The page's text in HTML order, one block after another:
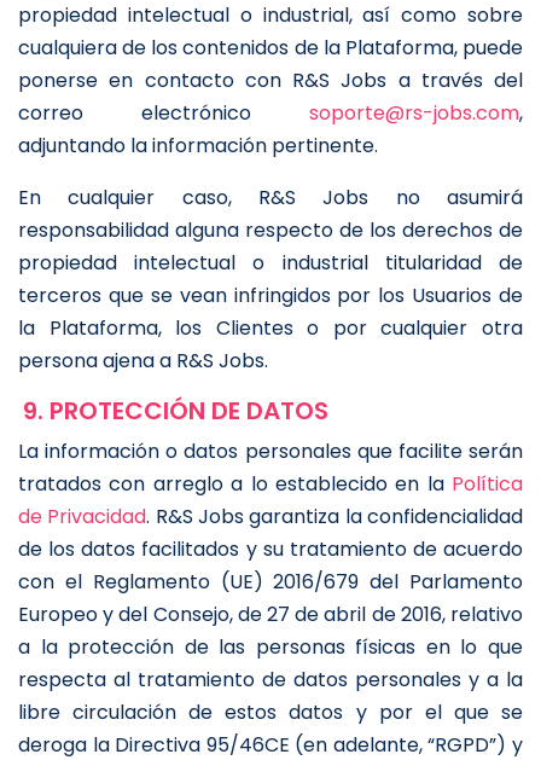
propiedad intelectual o industrial, así como sobre
cualquiera de los contenidos de la Plataforma, puede
ponerse en contacto con R&S Jobs a través del
correo electrónico soporte@rs-jobs.com,
adjuntando la información pertinente.
En cualquier caso, R&S Jobs no asumirá
responsabilidad alguna respecto de los derechos de
propiedad intelectual o industrial titularidad de
terceros que se vean infringidos por los Usuarios de
la Plataforma, los Clientes o por cualquier otra
persona ajena a R&S Jobs.
9. PROTECCIÓN DE DATOS
La información o datos personales que facilite serán
tratados con arreglo a lo establecido en la Política
de Privacidad. R&S Jobs garantiza la confidencialidad
de los datos facilitados y su tratamiento de acuerdo
con el Reglamento (UE) 2016/679 del Parlamento
Europeo y del Consejo, de 27 de abril de 2016, relativo
a la protección de las personas físicas en lo que
respecta al tratamiento de datos personales y a la
libre circulación de estos datos y por el que se
deroga la Directiva 95/46CE (en adelante, “RGPD”) y